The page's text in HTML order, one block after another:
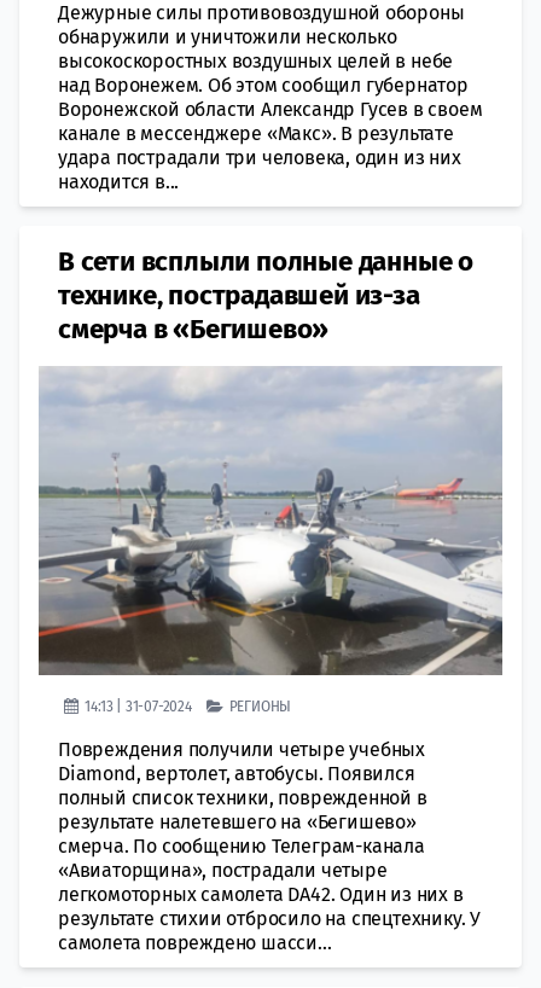
Дежурные силы противовоздушной обороны
обнаружили и уничтожили несколько
высокоскоростных воздушных целей в небе
над Воронежем. Об этом сообщил губернатор
Воронежской области Александр Гусев в своем
канале в мессенджере «Макс». В результате
удара пострадали три человека, один из них
находится в...
В сети всплыли полные данные о
технике, пострадавшей из-за
смерча в «Бегишево»
14:13 | 31-07-2024 РЕГИОНЫ
Повреждения получили четыре учебных
Diamond, вертолет, автобусы. Появился
полный список техники, поврежденной в
результате налетевшего на «Бегишево»
смерча. По сообщению Телеграм-канала
«Авиаторщина», пострадали четыре
легкомоторных самолета DA42. Один из них в
результате стихии отбросило на спецтехнику. У
самолета повреждено шасси...